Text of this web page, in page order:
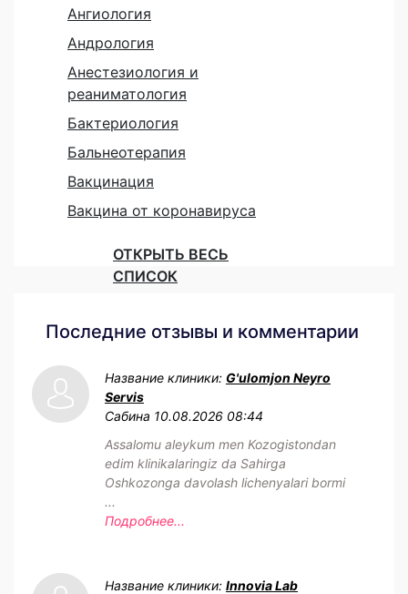
Ангиология
Андрология
Анестезиология и
реаниматология
Бактериология
Бальнеотерапия
Вакцинация
Вакцина от коронавируса
ОТКРЫТЬ ВЕСЬ
СПИСОК
Последние отзывы и комментарии
Название клиники: G'ulomjon Neyro
Servis
Сабина 10.08.2026 08:44
Assalomu aleykum men Kozogistondan
edim klinikalaringiz da Sahirga
Oshkozonga davolash lichenyalari bormi
...
Подробнее...
Название клиники: Innovia Lab